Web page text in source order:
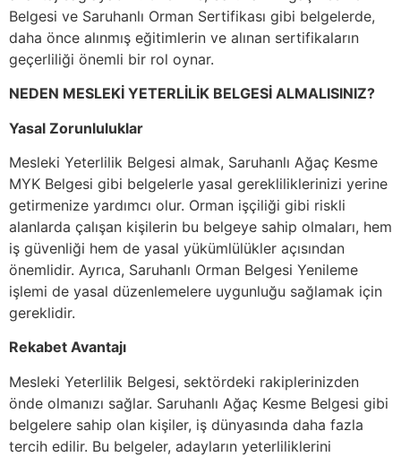
Belgesi ve Saruhanlı Orman Sertifikası gibi belgelerde,
daha önce alınmış eğitimlerin ve alınan sertifikaların
geçerliliği önemli bir rol oynar.
NEDEN MESLEKİ YETERLİLİK BELGESİ ALMALISINIZ?
Yasal Zorunluluklar
Mesleki Yeterlilik Belgesi almak, Saruhanlı Ağaç Kesme
MYK Belgesi gibi belgelerle yasal gerekliliklerinizi yerine
getirmenize yardımcı olur. Orman işçiliği gibi riskli
alanlarda çalışan kişilerin bu belgeye sahip olmaları, hem
iş güvenliği hem de yasal yükümlülükler açısından
önemlidir. Ayrıca, Saruhanlı Orman Belgesi Yenileme
işlemi de yasal düzenlemelere uygunluğu sağlamak için
gereklidir.
Rekabet Avantajı
Mesleki Yeterlilik Belgesi, sektördeki rakiplerinizden
önde olmanızı sağlar. Saruhanlı Ağaç Kesme Belgesi gibi
belgelere sahip olan kişiler, iş dünyasında daha fazla
tercih edilir. Bu belgeler, adayların yeterliliklerini